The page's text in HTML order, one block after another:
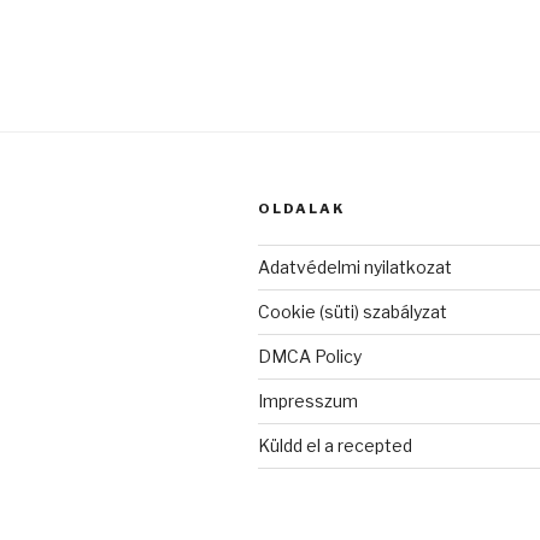
OLDALAK
Adatvédelmi nyilatkozat
Cookie (süti) szabályzat
DMCA Policy
Impresszum
Küldd el a recepted